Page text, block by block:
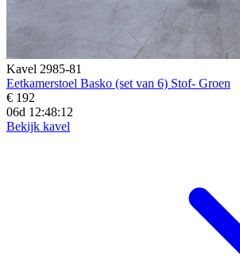
Kavel 2985-81
Eetkamerstoel Basko (set van 6) Stof- Groen
€ 192
06d 12:48:10
Bekijk kavel